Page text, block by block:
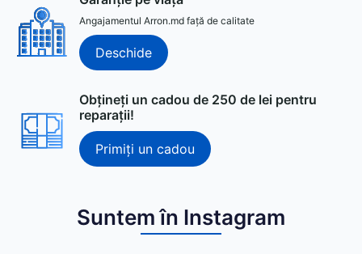
Angajamentul Arron.md față de calitate
Deschide
Obțineți un cadou de 250 de lei pentru
reparații!
Primiți un cadou
Suntem în Instagram